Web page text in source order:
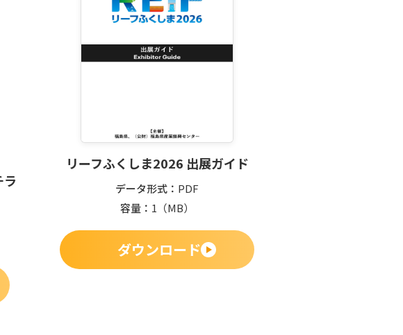
リーフふくしま2026 出展ガイド
データ形式
PDF
容量
1 （MB）
ダウンロード